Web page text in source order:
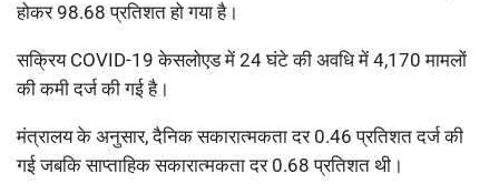
होकर 98.68 प्रतिशत हो गया है।
सक्रिय COVID-19 केसलोएड में 24 घंटे की अवधि में 4,170 मामलों
की कमी दर्ज की गई है।
मंत्रालय के अनुसार, दैनिक सकारात्मकता दर 0.46 प्रतिशत दर्ज की
गई जबकि साप्ताहिक सकारात्मकता दर 0.68 प्रतिशत थी।